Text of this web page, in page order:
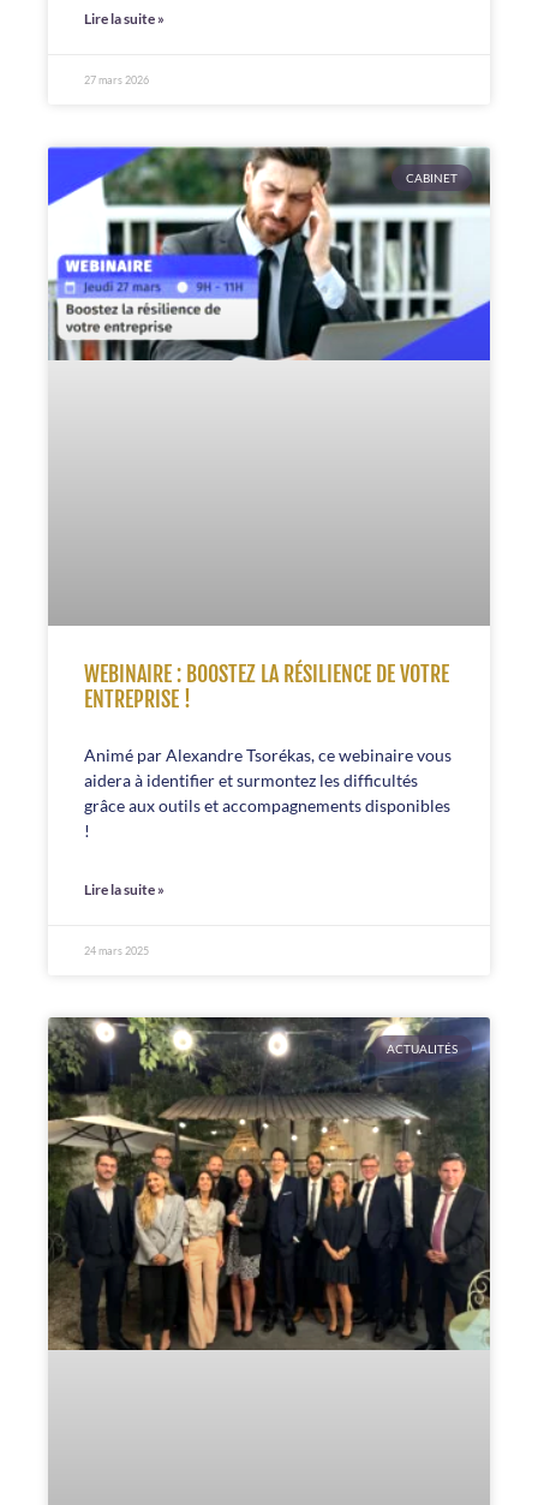
Lire la suite »
27 mars 2026
CABINET
WEBINAIRE : BOOSTEZ LA RÉSILIENCE DE VOTRE
ENTREPRISE !
Animé par Alexandre Tsorékas, ce webinaire vous
aidera à identifier et surmontez les difficultés
grâce aux outils et accompagnements disponibles
!
Lire la suite »
24 mars 2025
ACTUALITÉS